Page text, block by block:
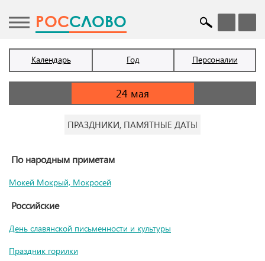
POCСЛОВО
Календарь Год Персоналии
ПРАЗДНИКИ, ПАМЯТНЫЕ ДАТЫ
По народным приметам
Мокей Мокрый, Мокросей
Российские
День славянской письменности и культуры
Праздник горилки